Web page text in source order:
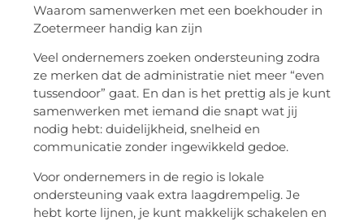
Waarom samenwerken met een boekhouder in
Zoetermeer handig kan zijn
Veel ondernemers zoeken ondersteuning zodra
ze merken dat de administratie niet meer “even
tussendoor” gaat. En dan is het prettig als je kunt
samenwerken met iemand die snapt wat jij
nodig hebt: duidelijkheid, snelheid en
communicatie zonder ingewikkeld gedoe.
Voor ondernemers in de regio is lokale
ondersteuning vaak extra laagdrempelig. Je
hebt korte lijnen, je kunt makkelijk schakelen en